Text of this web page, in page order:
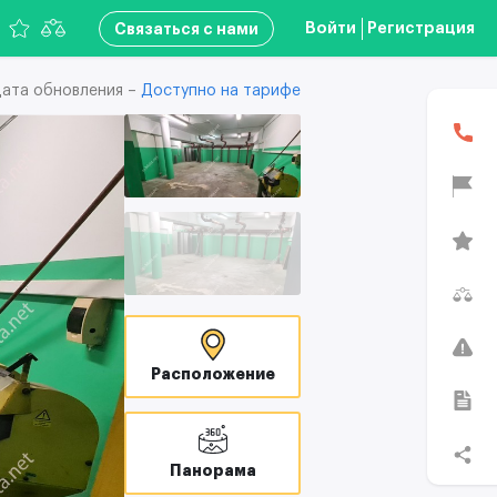
Связаться с нами Войти Регистрация
обновления – Доступно на тарифе
Расположение
Панорама